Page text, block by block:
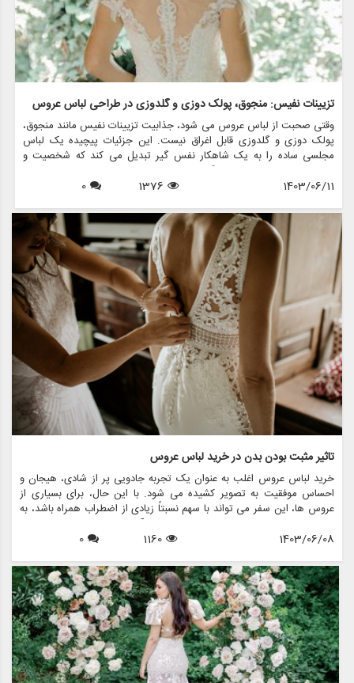
تزیینات نفیس: منجوق، پولک دوزی و گلدوزی در طراحی لباس عروس
وقتی صحبت از لباس عروس می شود، جذابیت تزیینات نفیس مانند منجوق،
پولک دوزی و گلدوزی قابل اغراق نیست. این جزئیات پیچیده یک لباس
مجلسی ساده را به یک شاهکار نفس گیر تبدیل می کند که شخصیت و
استایل عروس را در بر می گیرد. در این مقاله، دنیای فریبنده تزیینات در
طراحی لباس عروس را بررسی خواهیم کرد و اهمیت، تکنیک ها و نحوه
کنیم.
1403/06/11
1376
0
تاثیر مثبت بودن بدن در خرید لباس عروس
خرید لباس عروس اغلب به عنوان یک تجربه جادویی پر از شادی، هیجان و
احساس موفقیت به تصویر کشیده می شود. با این حال، برای بسیاری از
عروس ها، این سفر می تواند با سهم نسبتاً زیادی از اضطراب همراه باشد، به
ویژه وقتی صحبت از تصویر بدنی به میان می آید. افزایش حرکت مثبت بدن
به طور قابل توجهی بر نحوه برخورد عروس ها برای خرید لباس عروس تأثیر
کند. این مقاله تاثیر مثبت بودن بدن بر خرید لباس عروس و اینکه چگونه
فروشگاه هایی مانند مزون چرخچی در ایجاد تجربیات فراگیر و توانمند برای
همه عروس ها پیشرو هستند را بررسی می کند.
1403/06/08
1160
0